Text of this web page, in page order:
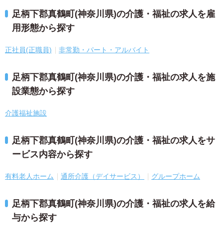
足柄下郡真鶴町(神奈川県)の介護・福祉の求人を雇
用形態から探す
正社員(正職員) 非常勤・パート・アルバイト
足柄下郡真鶴町(神奈川県)の介護・福祉の求人を施
設業態から探す
介護福祉施設
足柄下郡真鶴町(神奈川県)の介護・福祉の求人をサ
ービス内容から探す
有料老人ホーム 通所介護（デイサービス） グループホーム
足柄下郡真鶴町(神奈川県)の介護・福祉の求人を給
与から探す